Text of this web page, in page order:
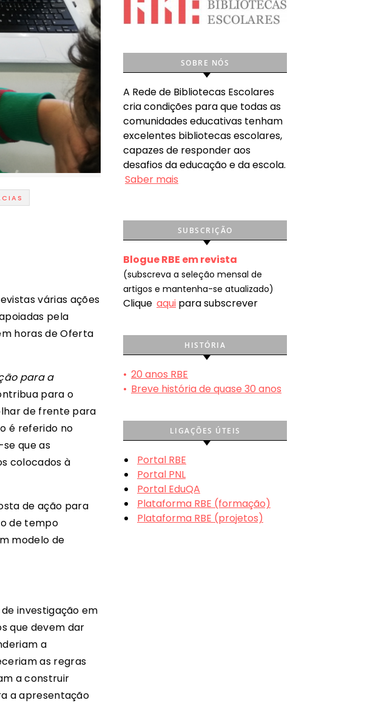
várias ações
pela
horas de Oferta
para a
para o
de frente para
é referido no
que as
colocados à
de ação para
de tempo
modelo de
investigação em
que devem dar
a
as regras
a construir
a apresentação
SOBRE NÓS
A Rede de Bibliotecas Escolares
cria condições para que todas as
comunidades educativas tenham
excelentes bibliotecas escolares,
capazes de responder aos
desafios da educação e da escola.
Saber mais
SUBSCRIÇÃO
Blogue RBE em revista
(subscreva a seleção mensal de
artigos e mantenha-se atualizado)
Clique aqui para subscrever
HISTÓRIA
• 20 anos RBE
• Breve história de quase 30 anos
LIGAÇÕES ÚTEIS
Portal RBE
Portal PNL
Portal EduQA
Plataforma RBE (formação)
Plataforma RBE (projetos)